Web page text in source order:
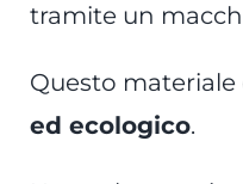
tramite un
Questo materiale
ed ecologico.